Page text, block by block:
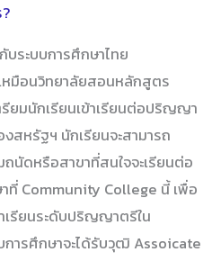
บระบบการศึกษาไทย
หมือนวิทยาลัยสอนหลักสูตร
ยมนักเรียนเข้าเรียนต่อปริญญา
สหรัฐฯ นักเรียนจะสามารถ
นัดหรือสาขาที่สนใจจะเรียนต่อ
Community College นี้ เพื่อ
เรียนระดับปริญญาตรีใน
ารศึกษาจะได้รับวุฒิ Assoicate